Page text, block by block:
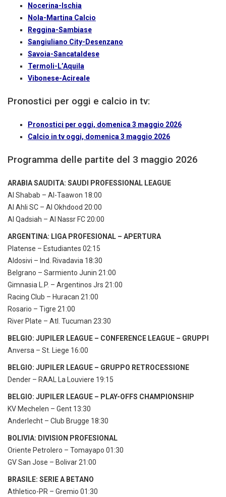
Nocerina-Ischia
Nola-Martina Calcio
Reggina-Sambiase
Sangiuliano City-Desenzano
Savoia-Sancataldese
Termoli-L’Aquila
Vibonese-Acireale
Pronostici per oggi e calcio in tv:
Pronostici per oggi, domenica 3 maggio 2026
Calcio in tv oggi, domenica 3 maggio 2026
Programma delle partite del 3 maggio 2026
ARABIA SAUDITA: SAUDI PROFESSIONAL LEAGUE
Al Shabab – Al-Taawon 18:00
Al Ahli SC – Al Okhdood 20:00
Al Qadsiah – Al Nassr FC 20:00
ARGENTINA: LIGA PROFESIONAL – APERTURA
Platense – Estudiantes 02:15
Aldosivi – Ind. Rivadavia 18:30
Belgrano – Sarmiento Junin 21:00
Gimnasia L.P. – Argentinos Jrs 21:00
Racing Club – Huracan 21:00
Rosario – Tigre 21:00
River Plate – Atl. Tucuman 23:30
BELGIO: JUPILER LEAGUE – CONFERENCE LEAGUE – GRUPPI
Anversa – St. Liege 16:00
BELGIO: JUPILER LEAGUE – GRUPPO RETROCESSIONE
Dender – RAAL La Louviere 19:15
BELGIO: JUPILER LEAGUE – PLAY-OFFS CHAMPIONSHIP
KV Mechelen – Gent 13:30
Anderlecht – Club Brugge 18:30
BOLIVIA: DIVISION PROFESIONAL
Oriente Petrolero – Tomayapo 01:30
GV San Jose – Bolivar 21:00
BRASILE: SERIE A BETANO
Athletico-PR – Gremio 01:30